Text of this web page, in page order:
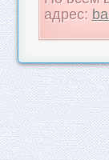
адрес: